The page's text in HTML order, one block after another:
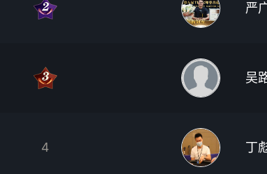
严
吴
4 丁